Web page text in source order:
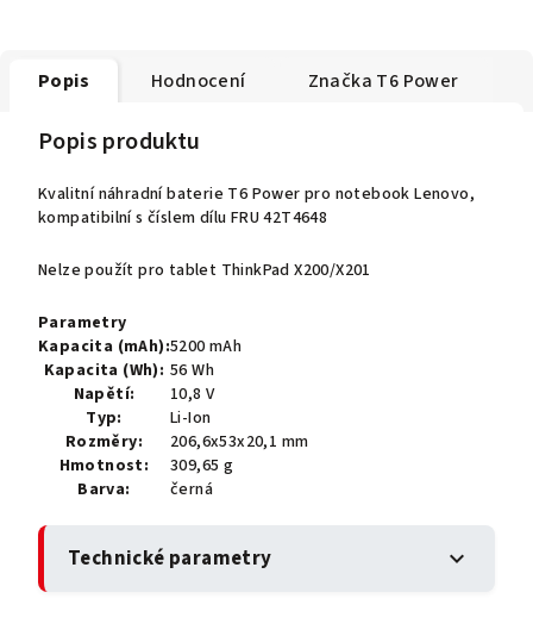
Popis Hodnocení Značka T6 Power
Popis produktu
Kvalitní náhradní baterie T6 Power pro notebook Lenovo,
kompatibilní s číslem dílu FRU 42T4648
Nelze použít pro tablet ThinkPad X200/X201
Parametry
Kapacita (mAh):5200 mAh
Kapacita (Wh): 56 Wh
Napětí:
10,8 V
Typ:
Li-Ion
Rozměry:
206,6x53x20,1 mm
Hmotnost:
309,65 g
Barva:
černá
Technické parametry expand_more